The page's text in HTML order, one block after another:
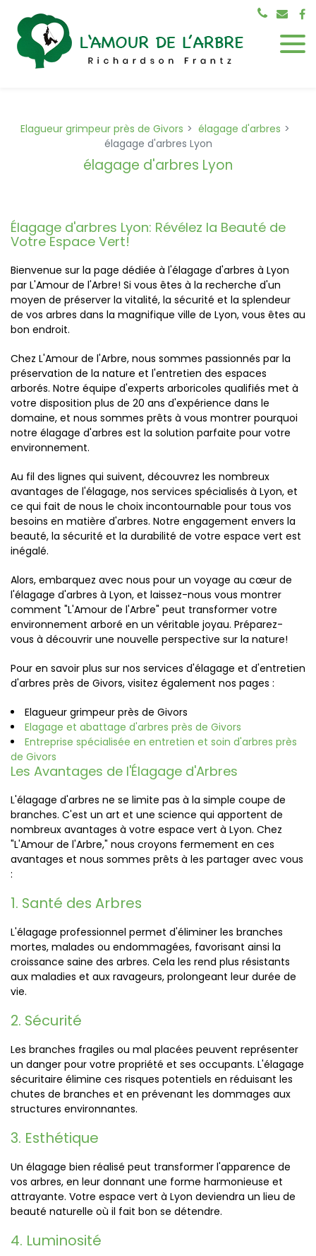
Elagueur grimpeur près de Givors
élagage d'arbres
élagage d'arbres Lyon
élagage d'arbres Lyon
Élagage d'arbres Lyon: Révélez la Beauté de
Votre Espace Vert!
Bienvenue sur la page dédiée à l'élagage d'arbres à Lyon
par L'Amour de l'Arbre! Si vous êtes à la recherche d'un
moyen de préserver la vitalité, la sécurité et la splendeur
de vos arbres dans la magnifique ville de Lyon, vous êtes au
bon endroit.
Chez L'Amour de l'Arbre, nous sommes passionnés par la
préservation de la nature et l'entretien des espaces
arborés. Notre équipe d'experts arboricoles qualifiés met à
votre disposition plus de 20 ans d'expérience dans le
domaine, et nous sommes prêts à vous montrer pourquoi
notre élagage d'arbres est la solution parfaite pour votre
environnement.
Au fil des lignes qui suivent, découvrez les nombreux
avantages de l'élagage, nos services spécialisés à Lyon, et
ce qui fait de nous le choix incontournable pour tous vos
besoins en matière d'arbres. Notre engagement envers la
beauté, la sécurité et la durabilité de votre espace vert est
inégalé.
Alors, embarquez avec nous pour un voyage au cœur de
l'élagage d'arbres à Lyon, et laissez-nous vous montrer
comment "L'Amour de l'Arbre" peut transformer votre
environnement arboré en un véritable joyau. Préparez-
vous à découvrir une nouvelle perspective sur la nature!
Pour en savoir plus sur nos services d'élagage et d'entretien
d'arbres près de Givors, visitez également nos pages :
Elagueur grimpeur près de Givors
Elagage et abattage d'arbres près de Givors
Entreprise spécialisée en entretien et soin d'arbres près
de Givors
Les Avantages de l'Élagage d'Arbres
L'élagage d'arbres ne se limite pas à la simple coupe de
branches. C'est un art et une science qui apportent de
nombreux avantages à votre espace vert à Lyon. Chez
"L'Amour de l'Arbre," nous croyons fermement en ces
avantages et nous sommes prêts à les partager avec vous
:
1. Santé des Arbres
L'élagage professionnel permet d'éliminer les branches
mortes, malades ou endommagées, favorisant ainsi la
croissance saine des arbres. Cela les rend plus résistants
aux maladies et aux ravageurs, prolongeant leur durée de
vie.
2. Sécurité
Les branches fragiles ou mal placées peuvent représenter
un danger pour votre propriété et ses occupants. L'élagage
sécuritaire élimine ces risques potentiels en réduisant les
chutes de branches et en prévenant les dommages aux
structures environnantes.
3. Esthétique
Un élagage bien réalisé peut transformer l'apparence de
vos arbres, en leur donnant une forme harmonieuse et
attrayante. Votre espace vert à Lyon deviendra un lieu de
beauté naturelle où il fait bon se détendre.
4. Luminosité